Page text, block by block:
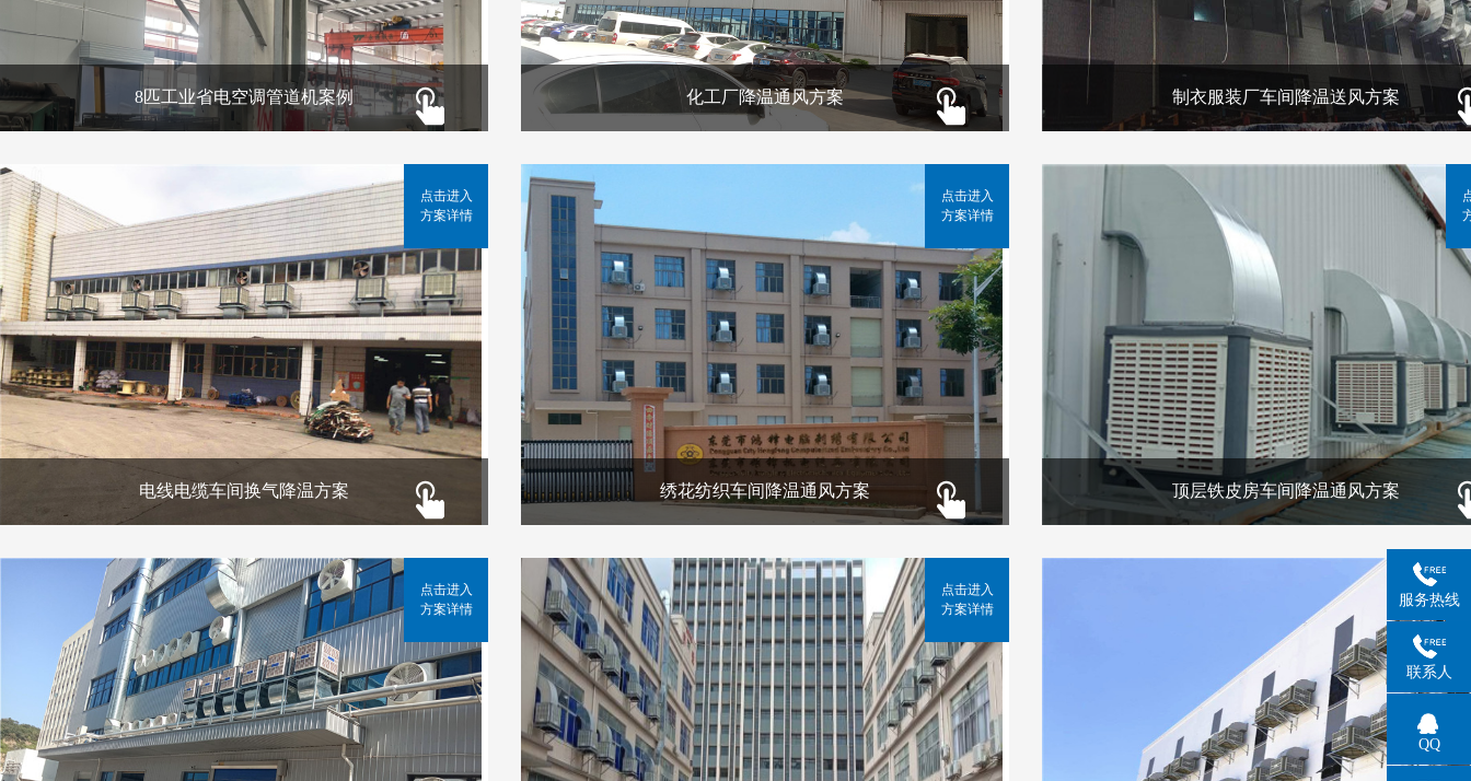
8匹工业省电空调管道机案例 化工厂降温通风方案 制衣服装厂车间降温送风方案
电线电缆车间换气降温方案
点击进入
方案详情
绣花纺织车间降温通风方案
点击进入
方案详情
顶层铁皮房车间降温通风方案
点击进入
方案详情
点击进入
方案详情
服务热线
联系人
QQ